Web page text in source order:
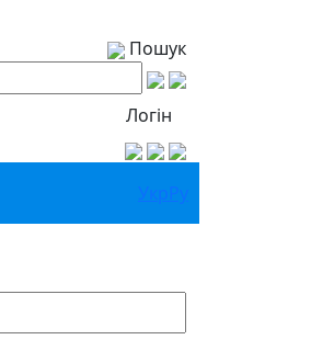
Пошук
Логін
УкрРу